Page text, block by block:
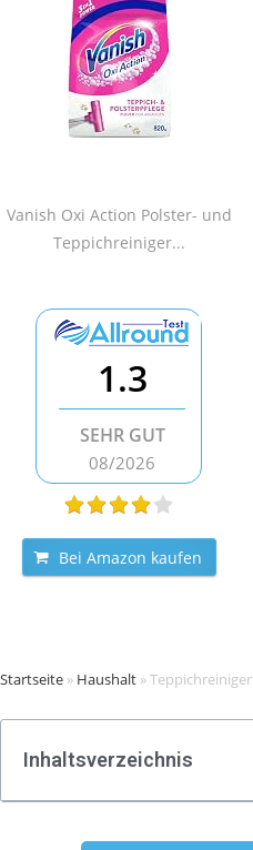
Vanish Oxi Action Polster- und
Teppichreiniger...
1.3
SEHR GUT
08/2026
Bei Amazon kaufen
Startseite » Haushalt »Teppichreiniger
Inhaltsverzeichnis